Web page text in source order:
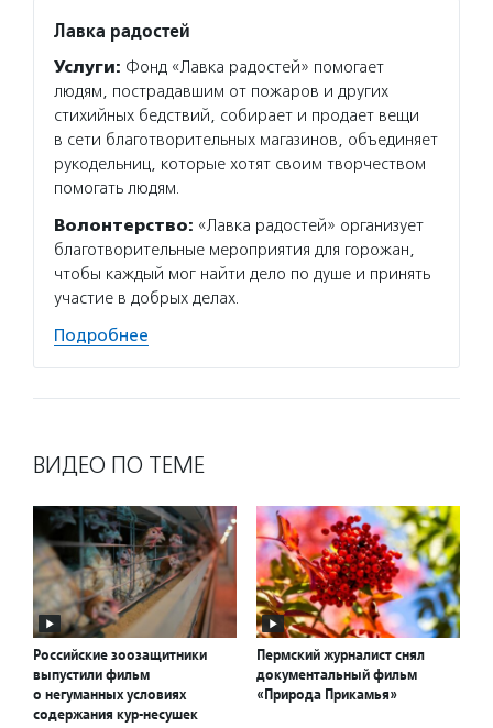
Лавка радостей
Услуги: Фонд «Лавка радостей» помогает
людям, пострадавшим от пожаров и других
стихийных бедствий, собирает и продает вещи
в сети благотворительных магазинов, объединяет
рукодельниц, которые хотят своим творчеством
помогать людям.
Волонтерство: «Лавка радостей» организует
благотворительные мероприятия для горожан,
чтобы каждый мог найти дело по душе и принять
участие в добрых делах.
Подробнее
ВИДЕО ПО ТЕМЕ
Российские зоозащитники
выпустили фильм
о негуманных условиях
содержания кур-несушек
Пермский журналист снял
документальный фильм
«Природа Прикамья»